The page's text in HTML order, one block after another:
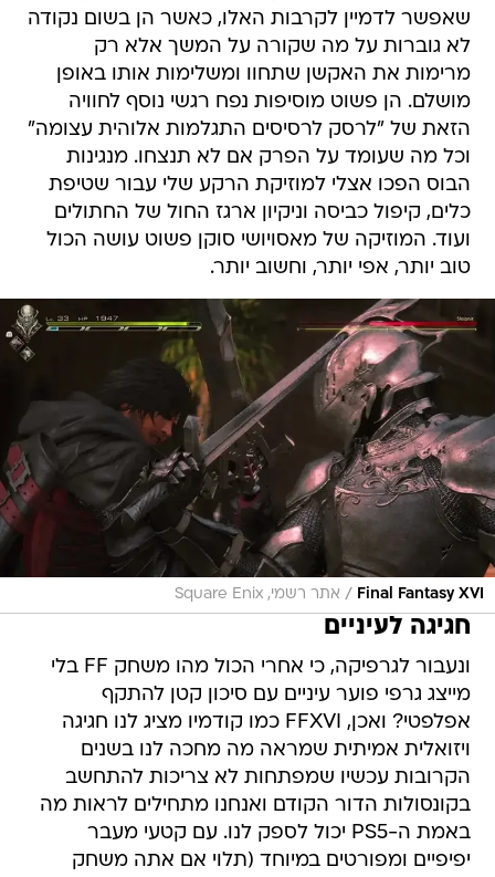
שאפשר לדמיין לקרבות האלו, כאשר הן בשום נקודה
לא גוברות על מה שקורה על המשך אלא רק
מרימות את האקשן שתחוו ומשלימות אותו באופן
מושלם. הן פשוט מוסיפות נפח רגשי נוסף לחוויה
הזאת של "לרסק לרסיסים התגלמות אלוהית עצומה"
וכל מה שעומד על הפרק אם לא תנצחו. מנגינות
הבוס הפכו אצלי למוזיקת הרקע שלי עבור שטיפת
כלים, קיפול כביסה וניקיון ארגז החול של החתולים
ועוד. המוזיקה של מאסויושי סוקן פשוט עושה הכול
טוב יותר, אפי יותר, וחשוב יותר.
Final Fantasy XVI
/ אתר רשמי, Square Enix
חגיגה לעיניים
ונעבור לגרפיקה, כי אחרי הכול מהו משחק FF בלי
מייצג גרפי פוער עיניים עם סיכון קטן להתקף
אפלפטי? ואכן, FFXVI כמו קודמיו מציג לנו חגיגה
ויזואלית אמיתית שמראה מה מחכה לנו בשנים
הקרובות עכשיו שמפתחות לא צריכות להתחשב
בקונסולות הדור הקודם ואנחנו מתחילים לראות מה
באמת ה-PS5 יכול לספק לנו. עם קטעי מעבר
יפיפיים ומפורטים במיוחד (תלוי אם אתה משחק